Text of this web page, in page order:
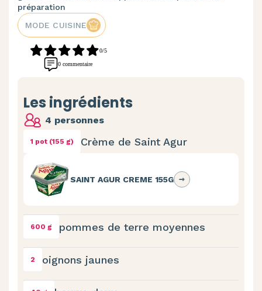
préparation
MODE CUISINE
0/5
0 commentaire
Les ingrédients
4 personnes
1 pot (155 g) Crème de Saint Agur
SAINT AGUR CREME 155G
600 g pommes de terre moyennes
2 oignons jaunes